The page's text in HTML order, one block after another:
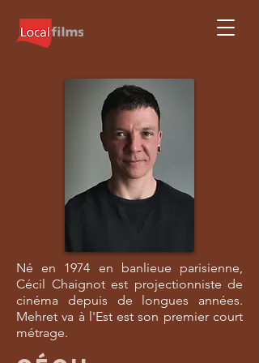
Né en 1974 en banlieue parisienne,
Cécil Chaignot est projectionniste de
cinéma depuis de longues années.
Mehret va à l'Est est son premier court
métrage.